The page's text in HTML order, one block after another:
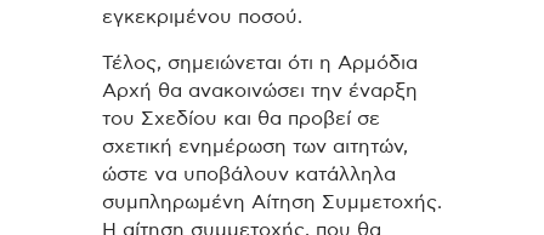
εγκεκριμένου ποσού.
Τέλος, σημειώνεται ότι η Αρμόδια
Αρχή θα ανακοινώσει την έναρξη
του Σχεδίου και θα προβεί σε
σχετική ενημέρωση των αιτητών,
ώστε να υποβάλουν κατάλληλα
συμπληρωμένη Αίτηση Συμμετοχής.
Η αίτηση συμμετοχής, που θα